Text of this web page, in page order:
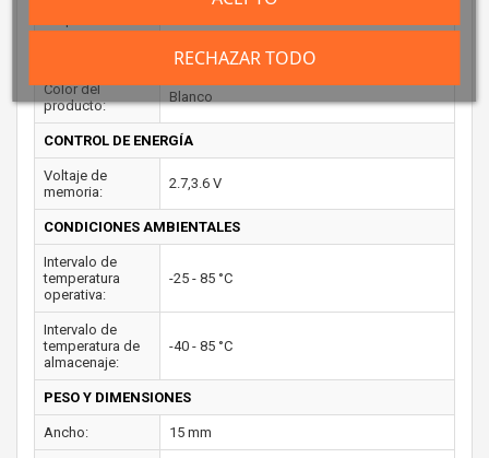
Color del
producto:
Blanco
CONTROL DE ENERGÍA
Voltaje de
memoria:
2.7,3.6 V
CONDICIONES AMBIENTALES
Intervalo de
temperatura
operativa:
-25 - 85 °C
Intervalo de
temperatura de
almacenaje:
-40 - 85 °C
PESO Y DIMENSIONES
Ancho: 15 mm
RECHAZAR TODO